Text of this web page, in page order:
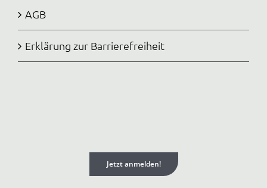
AGB
Erklärung zur Barrierefreiheit
Jetzt anmelden!